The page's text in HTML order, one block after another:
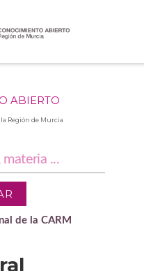
ABIERTO
Región de Murcia
de la CARM